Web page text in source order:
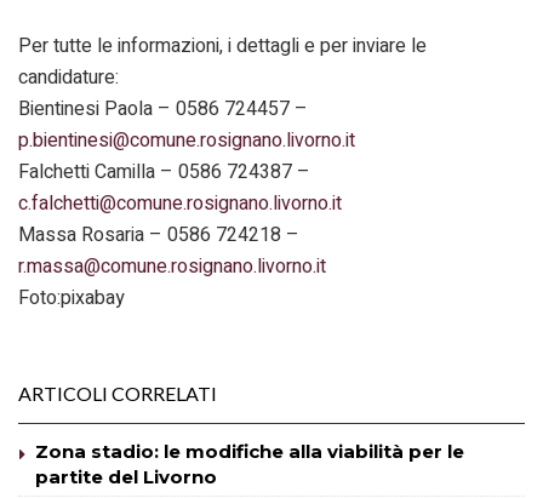
Per tutte le informazioni, i dettagli e per inviare le
candidature:
Bientinesi Paola – 0586 724457 –
p.bientinesi@comune.rosignano.livorno.it
Falchetti Camilla – 0586 724387 –
c.falchetti@comune.rosignano.livorno.it
Massa Rosaria – 0586 724218 –
r.massa@comune.rosignano.livorno.it
Foto:pixabay
ARTICOLI CORRELATI
Zona stadio: le modifiche alla viabilità per le
partite del Livorno